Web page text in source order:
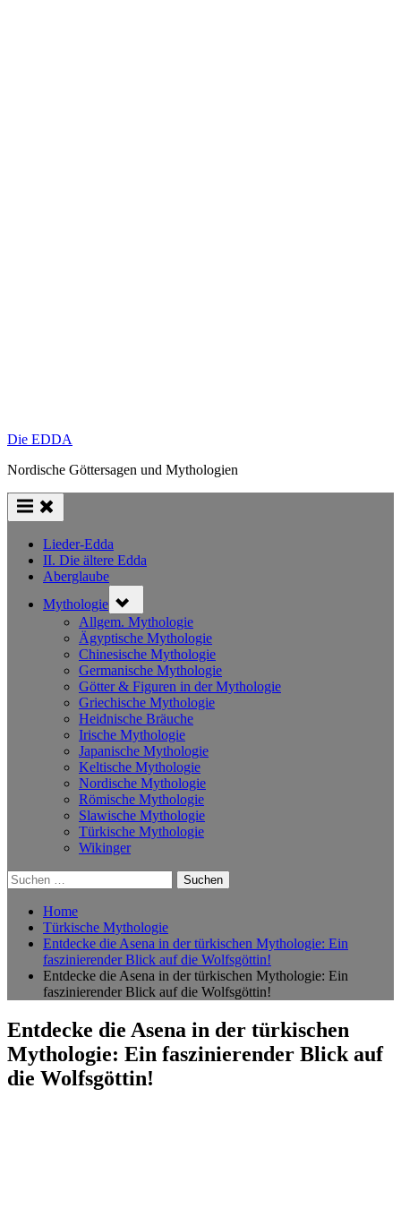
Die EDDA
Nordische Göttersagen und Mythologien
Lieder-Edda
II. Die ältere Edda
Aberglaube
Mythologie sub-
menu
Allgem. Mythologie
Ägyptische Mythologie
Chinesische Mythologie
Germanische Mythologie
Götter & Figuren in der Mythologie
Griechische Mythologie
Heidnische Bräuche
Irische Mythologie
Japanische Mythologie
Keltische Mythologie
Nordische Mythologie
Römische Mythologie
Slawische Mythologie
Türkische Mythologie
Wikinger
Suchen
nach:
Home
Türkische Mythologie
Entdecke die Asena in der türkischen Mythologie: Ein
faszinierender Blick auf die Wolfsgöttin!
Entdecke die Asena in der türkischen Mythologie: Ein
faszinierender Blick auf die Wolfsgöttin!
Entdecke die Asena in der türkischen
Mythologie: Ein faszinierender Blick auf
die Wolfsgöttin!